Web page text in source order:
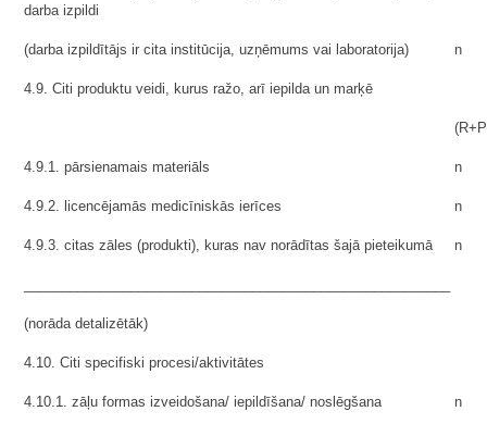
darba izpildi
(darba izpildītājs ir cita institūcija, uzņēmums vai laboratorija) n
4.9. Citi produktu veidi, kurus ražo, arī iepilda un marķē
4.9.1. pārsienamais materiāls n
4.9.2. licencējamās medicīniskās ierīces n
4.9.3. citas zāles (produkti), kuras nav norādītas šajā pieteikumā n
(norāda detalizētāk)
4.10. Citi specifiski procesi/aktivitātes
4.10.1. zāļu formas izveidošana/ iepildīšana/ noslēgšana n